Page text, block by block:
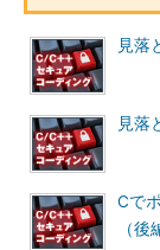
コード例1はど
のは以下の前提
［gets() 実行時
引数 buf
きる大き
見落
見落
Cで
（後